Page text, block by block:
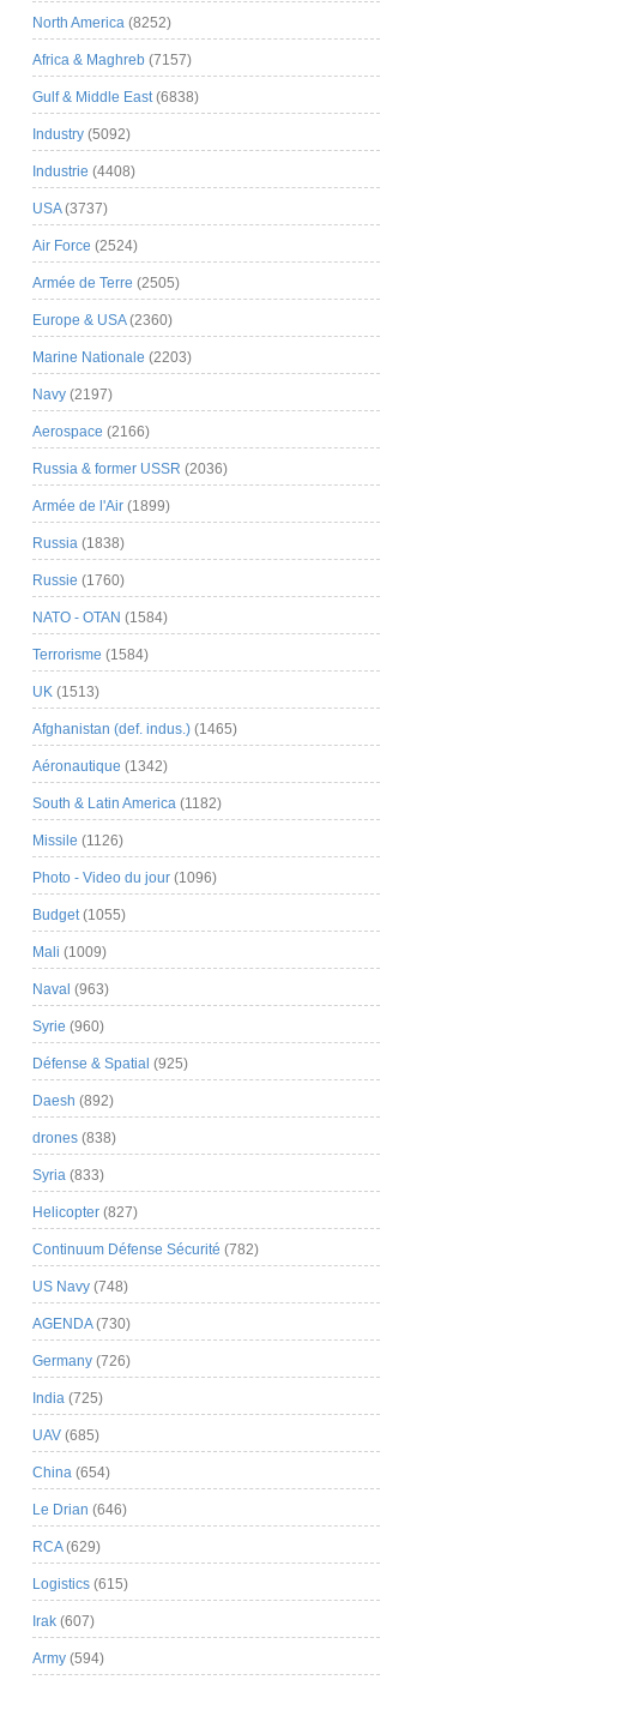
North America (8252)
Africa & Maghreb (7157)
Gulf & Middle East(6838)
Industry (5092)
Industrie (4408)
USA(3737)
Air Force (2524)
Armée de Terre (2505)
Europe & USA(2360)
Marine Nationale (2203)
Navy (2197)
Aerospace (2166)
Russia & former USSR (2036)
Armée de l'Air (1899)
Russia (1838)
Russie (1760)
NATO - OTAN (1584)
Terrorisme (1584)
UK (1513)
Afghanistan (def. indus.) (1465)
Aéronautique (1342)
South & Latin America (1182)
Missile (1126)
Photo - Video du jour (1096)
Budget(1055)
Mali (1009)
Naval (963)
Syrie (960)
Défense & Spatial (925)
Daesh (892)
drones (838)
Syria (833)
Helicopter (827)
Continuum Défense Sécurité (782)
US Navy (748)
AGENDA(730)
Germany (726)
India (725)
UAV (685)
China (654)
Le Drian (646)
RCA(629)
Logistics (615)
Irak (607)
Army (594)